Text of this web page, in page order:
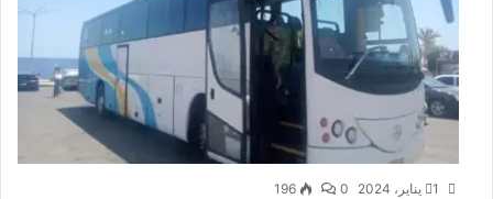
1 يناير، 2024 0
196